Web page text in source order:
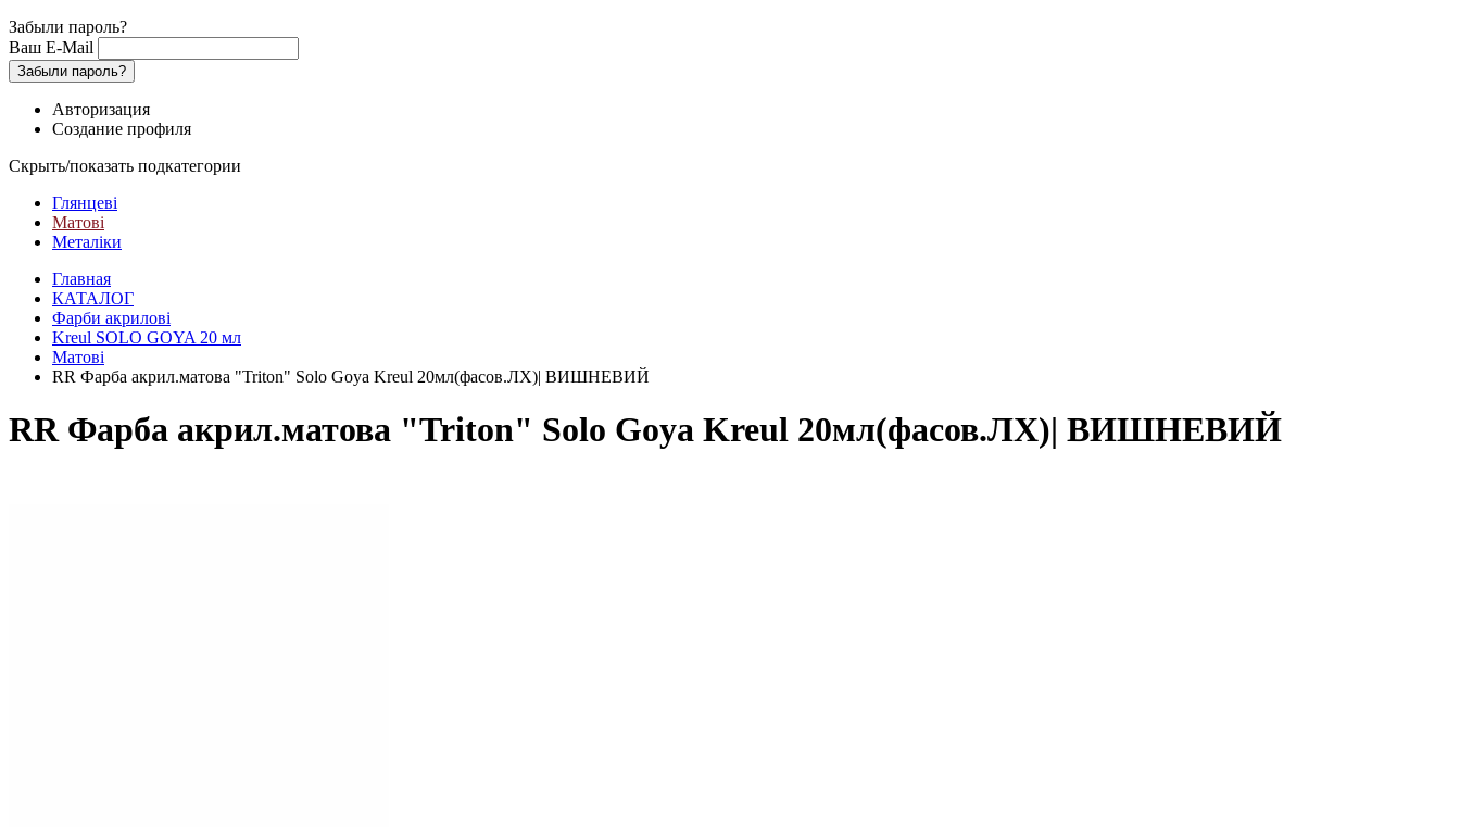
Забыли пароль?
Ваш E-Mail
Забыли пароль?
Авторизация
Создание профиля
Скрыть/показать подкатегории
Глянцеві
Матові
Металіки
Главная
КАТАЛОГ
Фарби акрилові
Kreul SOLO GOYA 20 мл
Матові
RR Фарба акрил.матова "Triton" Solo Goya Kreul 20мл(фасов.ЛХ)| ВИШНЕВИЙ
RR Фарба акрил.матова "Triton" Solo Goya Kreul 20мл(фасов.ЛХ)| ВИШНЕВИЙ